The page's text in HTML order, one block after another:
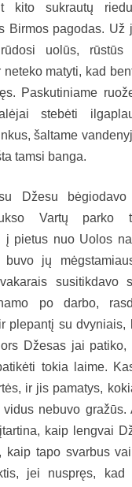
kito sukrautų
Birmos pagodas. Už
uolūs, rūstūs
neteko matyti, kad
Paskutiniame
stebėti
šaltame
tamsi banga.
Džesu bėgiodavo
Vartų parko
į pietus nuo Uolos
buvo jų
susitikdavo
po darbo,
plepantį su dvyniais,
Džesas jai patiko,
tokia laime.
ir jis pamatys,
vidus nebuvo gražūs.
kaip lengvai
kaip tapo svarbus
jei nuspręs,